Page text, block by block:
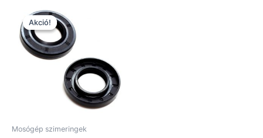
Akció!
Akció!
Mosógép szimeringek